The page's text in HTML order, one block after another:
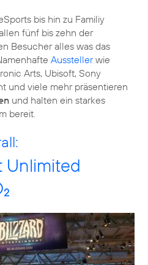
bis hin zu Familiy
fünf bis zehn der
Besucher alles was das
Ausstellerwie
Arts, Ubisoft, Sony
und viele mehr präsentieren
und halten ein starkes
bereit.
Unlimited
2